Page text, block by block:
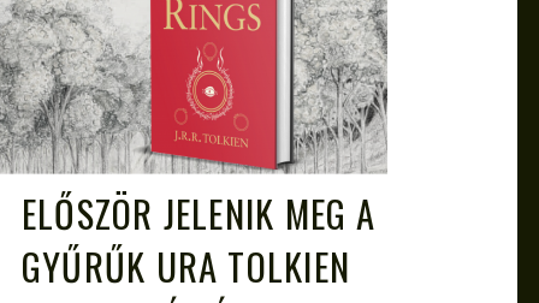
ELŐSZÖR JELENIK MEG A
GYŰRŰK URA TOLKIEN